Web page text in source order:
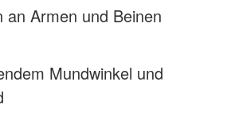
an Armen und Beinen
Mundwinkel und